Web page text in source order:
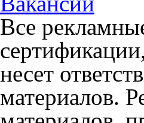
Все
несет
материалов.